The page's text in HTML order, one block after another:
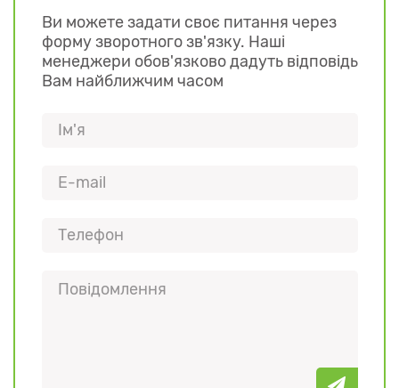
Ви можете задати своє питання через
форму зворотного зв'язку. Наші
менеджери обов'язково дадуть відповідь
Вам найближчим часом